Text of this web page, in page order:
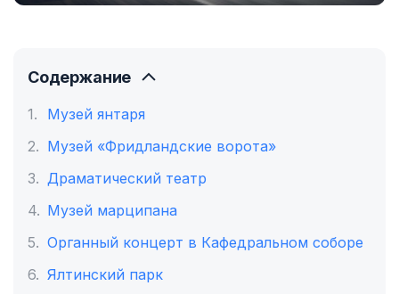
Содержание
Музей янтаря
Музей «Фридландские ворота»
Драматический театр
Музей марципана
Органный концерт в Кафедральном соборе
Ялтинский парк